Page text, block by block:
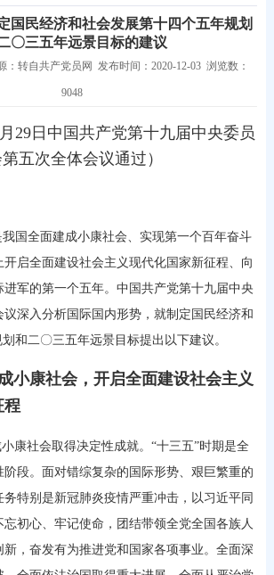
国民经济和社会发展第十四个五年规划
〇三五年远景目标的建议
：转自共产党员网 发布时间：2020-12-03 浏览数：
9048
月29日中国共产党第十九届中央委员
五次全体会议通过）
国全面建成小康社会、实现第一个百年奋斗
开启全面建设社会主义现代化国家新征程、向
军的第一个五年。中国共产党第十九届中央
深入分析国际国内形势，就制定国民经济和
和二〇三五年远景目标提出以下建议。
小康社会，开启全面建设社会主义
程
社会取得决定性成就。“十三五”时期是全
阶段。面对错综复杂的国际形势、艰巨繁重的
务特别是新冠肺炎疫情严重冲击，以习近平同
初心、牢记使命，团结带领全党全国各族人
新，奋发有为推进党和国家各项事业。全面深